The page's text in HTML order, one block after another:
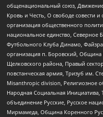
общенациональный союз,
Кровь и Честь, О свободе совести
организация общественного
национальное единство, Северное
Футбольного Клуба Динамо,
организация п. Боровский, Община
Щелковского района, Правый
повстанческая армия, Тризуб им.
Misanthropic division, Религиозное
Народная Социальная Инициатива,
объединение Русские, Русское
Мирмамеда, Община Коренного